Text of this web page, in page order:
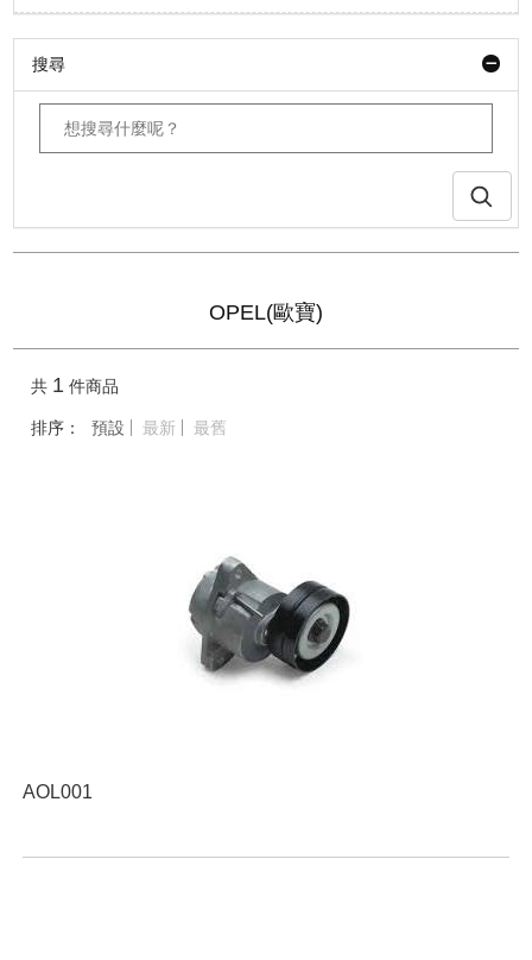
搜尋
OPEL(歐寶)
共 1 件商品
排序： 預設 最新 最舊
AOL001